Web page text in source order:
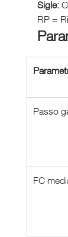
Sigle:
RP =
Passo
FC